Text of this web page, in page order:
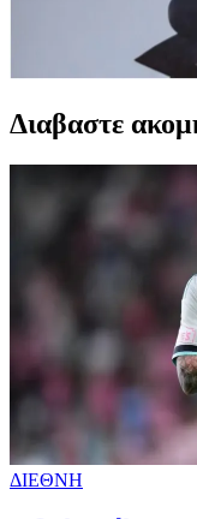
Διαβαστε
ΔΙΕΘΝΗ